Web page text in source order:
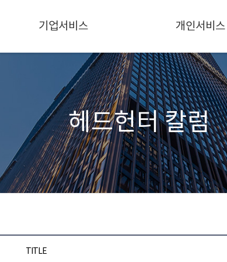
기업서비스 개인서비스
헤드헌터 칼럼
TITLE